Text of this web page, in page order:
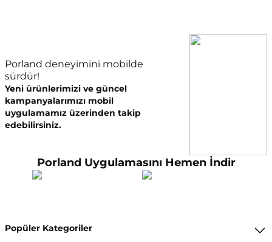
Porland deneyimini mobilde
sürdür!
Yeni ürünlerimizi ve güncel
kampanyalarımızı mobil
uygulamamız üzerinden takip
edebilirsiniz.
Porland Uygulamasını Hemen İndir
Popüler Kategoriler